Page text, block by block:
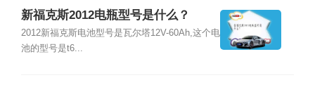
新福克斯2012电瓶型号是什么？
2012新福克斯电池型号是瓦尔塔12V-60Ah,这个电
池的型号是t6...